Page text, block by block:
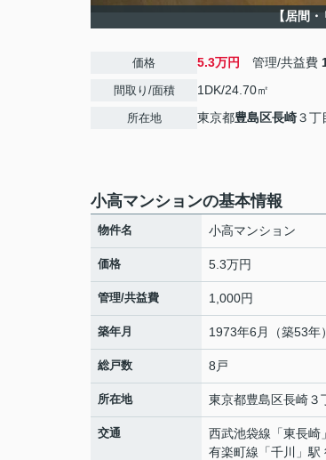
【居間・
価格 5.3万円 管理/共益費
間取り/面積 1DK/24.70㎡
所在地 東京都豊島区長崎３丁
小高マンションの基本情報
物件名 小高マンション
価格 5.3万円
管理/共益費 1,000円
築年月 1973年6月（築53年）
総戸数 8戸
所在地 東京都豊島区長崎３
交通 西武池袋線 「東長崎
有楽町線 「千川
」